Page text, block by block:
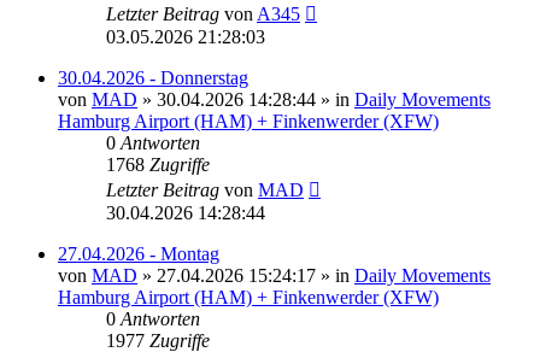
Letzter Beitrag von A345
03.05.2026 21:28:03
30.04.2026 - Donnerstag
von MAD » 30.04.2026 14:28:44 » in Daily Movements
Hamburg Airport (HAM) + Finkenwerder (XFW)
0 Antworten
1768 Zugriffe
Letzter Beitrag von MAD
30.04.2026 14:28:44
27.04.2026 - Montag
von MAD » 27.04.2026 15:24:17 » in Daily Movements
Hamburg Airport (HAM) + Finkenwerder (XFW)
0 Antworten
1977 Zugriffe